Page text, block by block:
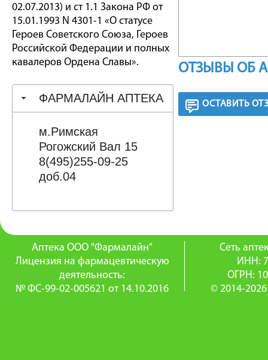
02.07.2013) и ст 1.1 Закона РФ от
15.01.1993 N 4301-1 «О статусе
Героев Советского Союза, Героев
Российской Федерации и полных
кавалеров Ордена Славы».
ФАРМАЛАЙН АПТЕКА
м.Римская
Рогожский Вал 15
8(495)255-09-25
доб.04
ОТЗЫВЫ ОБ
ОСТАВИТЬ
Аптека ООО "Фармалайн"
Лицензия на фармацевтическую
деятельность:
№ ФС-99-02-005621 от 14.10.2016
Сеть
ИНН:
ОГРН:
© 2014-